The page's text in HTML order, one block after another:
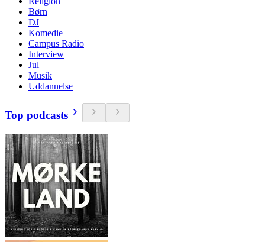
Børn
DJ
Komedie
Campus Radio
Interview
Jul
Musik
Uddannelse
Top podcasts